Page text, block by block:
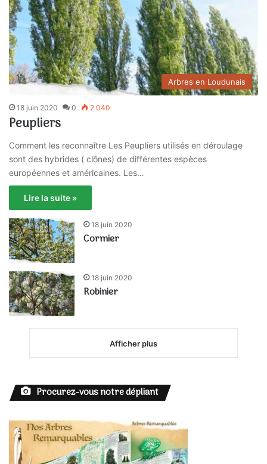
Arbres en Loudunais
18 juin 2020 0 2 040
Peupliers
Comment les reconnaître Les Peupliers utilisés en déroulage
sont des hybrides ( clônes) de différentes espèces
européennes et américaines. Les…
Lire la suite »
18 juin 2020
Cormier
18 juin 2020
Robinier
Afficher plus
Procurez-vous notre dépliant